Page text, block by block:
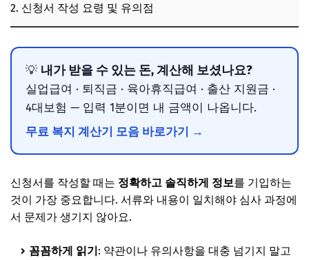
2. 신청서 작성 요령 및 유의점
💡 내가 받을 수 있는 돈, 계산해 보셨나요?
실업급여 · 퇴직금 · 육아휴직급여 · 출산 지원금 ·
4대보험 — 입력 1분이면 내 금액이 나옵니다.
무료 복지 계산기 모음 바로가기 →
신청서를 작성할 때는 정확하고 솔직하게 정보를 기입하는
것이 가장 중요합니다. 서류와 내용이 일치해야 심사 과정에
서 문제가 생기지 않아요.
꼼꼼하게 읽기 : 약관이나 유의사항을 대충 넘기지 말고